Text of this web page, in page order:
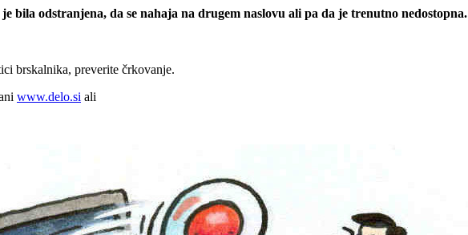
bila odstranjena, da se nahaja na drugem naslovu ali pa da je trenutno nedostopna.
brskalnika, preverite črkovanje.
www.delo.si ali